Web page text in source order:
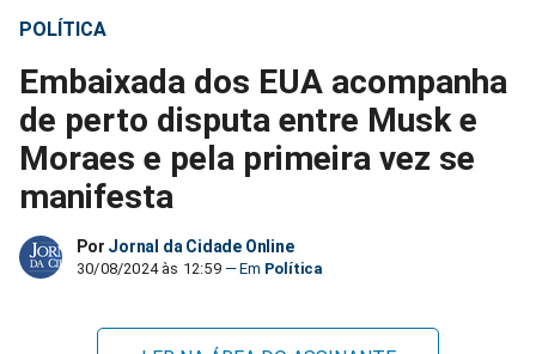
Compartilhar
no
Facebook
Compartilhar
no
Whatsapp
no
Twitter
no
Messenger
no
Telegram
no
Gettr
POLÍTICA
Embaixada dos EUA acompanha
de perto disputa entre Musk e
Moraes e pela primeira vez se
manifesta
Por Jornal da Cidade Online
30/08/2024 às 12:59 Política